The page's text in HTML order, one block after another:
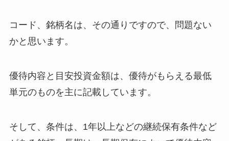
コード、銘柄名は、その通りですので、問題ない
かと思います。
優待内容と目安投資金額は、優待がもらえる最低
単元のものを主に記載しています。
そして、条件は、1年以上などの継続保有条件など